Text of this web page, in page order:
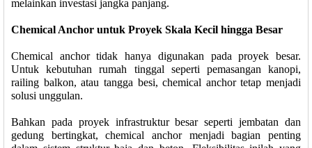
melainkan investasi jangka panjang.
Chemical Anchor untuk Proyek Skala Kecil hingga Besar
Chemical anchor tidak hanya digunakan pada proyek besar.
Untuk kebutuhan rumah tinggal seperti pemasangan kanopi,
railing balkon, atau tangga besi, chemical anchor tetap menjadi
solusi unggulan.
Bahkan pada proyek infrastruktur besar seperti jembatan dan
gedung bertingkat, chemical anchor menjadi bagian penting